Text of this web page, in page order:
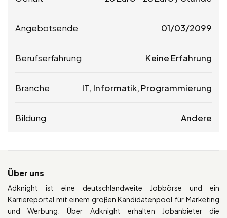
Angebotsende 01/03/2099
Berufserfahrung Keine Erfahrung
Branche IT, Informatik, Programmierung
Bildung Andere
Über uns
Adknight ist eine deutschlandweite Jobbörse und ein
Karriereportal mit einem großen Kandidatenpool für Marketing
und Werbung. Über Adknight erhalten Jobanbieter die